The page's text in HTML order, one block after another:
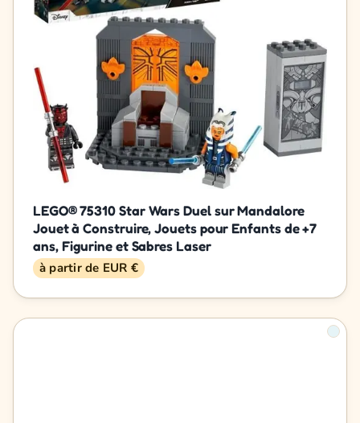
LEGO® 75310 Star Wars Duel sur Mandalore
Jouet à Construire, Jouets pour Enfants de +7
ans, Figurine et Sabres Laser
à partir de EUR €